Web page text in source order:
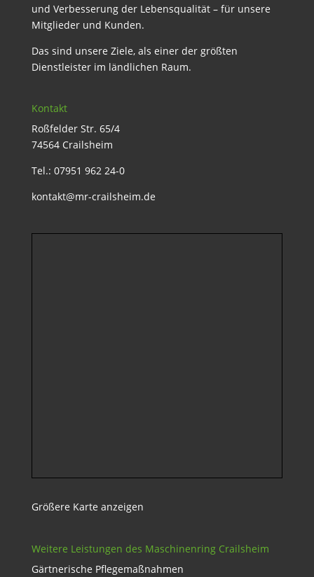
und Verbesserung der Lebensqualität – für unsere
Mitglieder und Kunden.
Das sind unsere Ziele, als einer der größten
Dienstleister im ländlichen Raum.
Kontakt
Roßfelder Str. 65/4
74564 Crailsheim
Tel.: 07951 962 24-0
kontakt@mr-crailsheim.de
Größere Karte anzeigen
Weitere Leistungen des Maschinenring Crailsheim
Gärtnerische Pflegemaßnahmen